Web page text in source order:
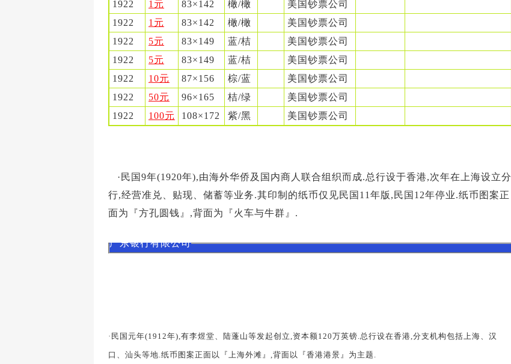
1922
1元 83×142 橄/橄
美国钞票公司
1922
1元 83×142 橄/橄
美国钞票公司
1922
5元 83×149 蓝/桔
美国钞票公司
1922
5元 83×149 蓝/桔
美国钞票公司
1922
10元 87×156 棕/蓝
美国钞票公司
1922
50元 96×165 桔/绿
美国钞票公司
1922
100元 108×172 紫/黑 美国钞票公司
·民国9年(1920年),由海外华侨及国内商人联合组织而成.总行设于香港,次年在上海设立分
行,经营准兑、贴现、储蓄等业务.其印制的纸币仅见民国11年版,民国12年停业.纸币图案正
面为『方孔圆钱』,背面为『火车与牛群』.
广东银行有限公司
·民国元年(1912年),有李煜堂、陆蓬山等发起创立,资本额120万英镑.总行设在香港,分支机构包括上海、汉
口、汕头等地.纸币图案正面以『上海外滩』,背面以『香港港景』为主题.